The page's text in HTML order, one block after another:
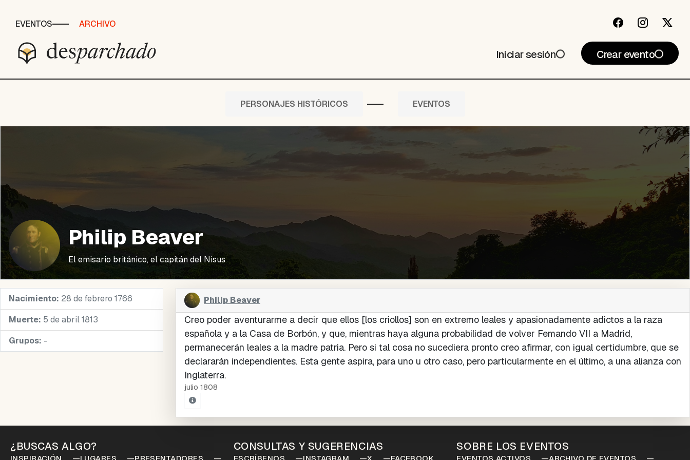
EVENTOS ARCHIVO
Iniciar sesión Crear evento
PERSONAJES HISTÓRICOS EVENTOS
Philip Beaver
El emisario británico, el capitán del Nisus
Nacimiento: 28 de febrero 1766
Muerte: 5 de abril 1813
Grupos: -
Philip Beaver
Creo poder aventurarme a decir que ellos [los criollos] son en extremo leales y apasionadamente adictos a la raza
española y a la Casa de Borbón, y que, mientras haya alguna probabilidad de volver Femando VII a Madrid,
permanecerán leales a la madre patria. Pero si tal cosa no sucediera pronto creo afirmar, con igual certidumbre, que se
declararán independientes. Esta gente aspira, para uno u otro caso, pero particularmente en el último, a una alianza con
Inglaterra.
julio 1808
¿BUSCAS ALGO? CONSULTAS Y SUGERENCIAS SOBRE LOS EVENTOS